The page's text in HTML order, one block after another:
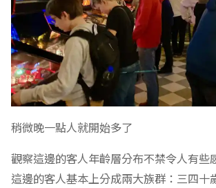
稍微晚一點人就開始多了
觀察這邊的客人年齡層分布不禁令人有些
這邊的客人基本上分成兩大族群：三四十